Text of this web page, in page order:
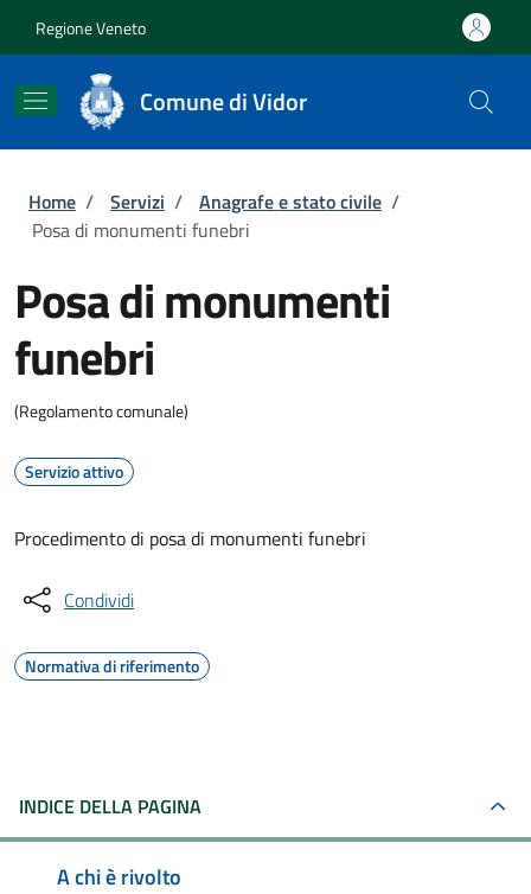
Regione Veneto
Comune di Vidor
Briciole di pane
Home / Servizi / Anagrafe e stato civile /
Posa di monumenti funebri
Posa di monumenti
funebri
(Regolamento comunale)
Servizio attivo
Procedimento di posa di monumenti funebri
Condividi
Normativa di riferimento
INDICE DELLA PAGINA
A chi è rivolto